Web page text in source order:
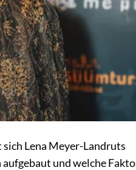
Lena Meyer-Landruts
und welche